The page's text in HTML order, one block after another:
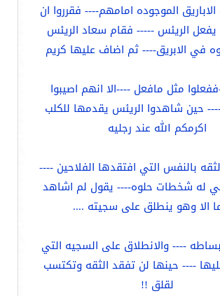
الموجوده امامهم---- فقرروا ان
يفعل الريئس ----- فقام سعاد الريئس
في الابريق---- ثم اضاف عليها كريم
مثل مافعل ----الا انهم اصيبوا
حين شاهدوا الريئس يقدمها للكلب
اكرمكم الله عند رجليه
بالنفس التي افتقدها الفلاحين ----
له شخطات حلوه---- يقول لم اشاهد
الا وهو ينطلق على سجيته ....
---- والانطلاق على السجيه التي
---- حينها لن تفقد الثقه وتكتسب
لقلق !!